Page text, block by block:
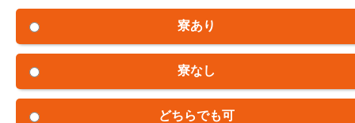
寮あり
寮なし
どちらでも可